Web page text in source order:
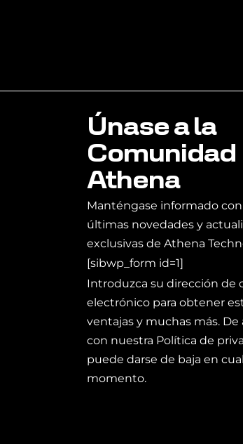
Únase a la
Comunidad
Athena
Manténgase informado con
últimas novedades y
exclusivas de Athena
[sibwp_form id=1]
Introduzca su dirección de
electrónico para obtener
ventajas y muchas más. De
con nuestra Política de
puede darse de baja en
momento.